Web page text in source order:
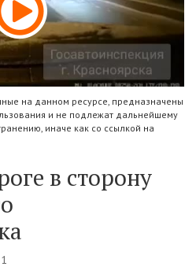
на данном ресурсе, предназначены
и не подлежат дальнейшему
иначе как со ссылкой на
в сторону